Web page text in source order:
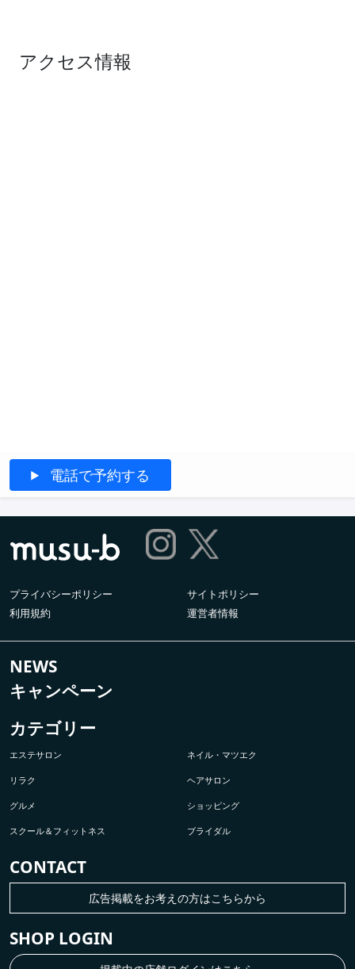
アクセス情報
電話で予約する
プライバシーポリシー
サイトポリシー
利用規約
運営者情報
NEWS
キャンペーン
カテゴリー
エステサロン ネイル・マツエク
リラク ヘアサロン
グルメ ショッピング
スクール＆フィットネス ブライダル
SHOP LOGIN
CONTACT
広告掲載をお考えの方はこちらから